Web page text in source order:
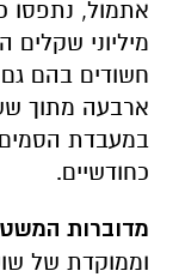
מיליוני
חשודים בהם
ארבעה מתוך
במעבדת
כחודשיים.
מדוברות
וממוקדת של